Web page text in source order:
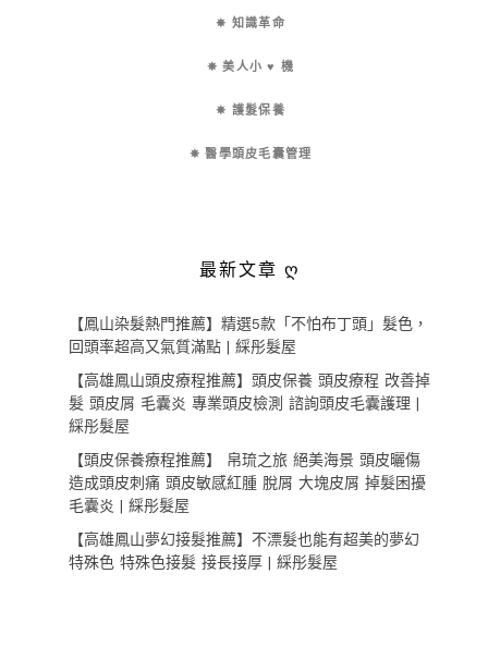
✵ 知識革命
✵ 美人小 ♥ 機
✵ 護髮保養
✵ 醫學頭皮毛囊管理
最新文章 ღ
【鳳山染髮熱門推薦】精選5款「不怕布丁頭」髮色，
回頭率超高又氣質滿點 | 綵彤髮屋
【高雄鳳山頭皮療程推薦】頭皮保養 頭皮療程 改善掉
髮 頭皮屑 毛囊炎 專業頭皮檢測 諮詢頭皮毛囊護理 |
綵彤髮屋
【頭皮保養療程推薦】 帛琉之旅 絕美海景 頭皮曬傷
造成頭皮刺痛 頭皮敏感紅腫 脫屑 大塊皮屑 掉髮困擾
毛囊炎 | 綵彤髮屋
【高雄鳳山夢幻接髮推薦】不漂髮也能有超美的夢幻
特殊色 特殊色接髮 接長接厚 | 綵彤髮屋